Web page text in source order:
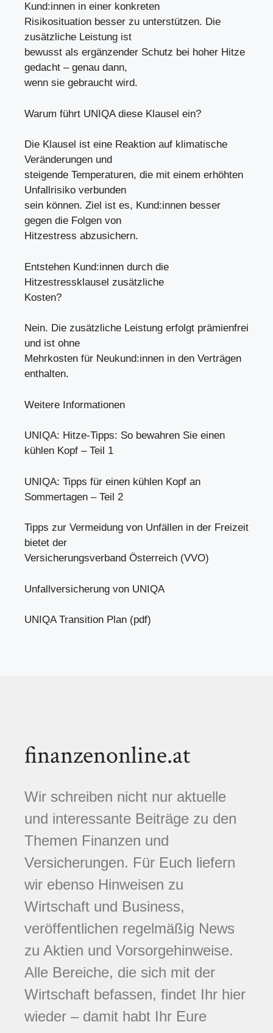
Kund:innen in einer konkreten
Risikosituation besser zu unterstützen. Die
zusätzliche Leistung ist
bewusst als ergänzender Schutz bei hoher Hitze
gedacht – genau dann,
wenn sie gebraucht wird.
Warum führt UNIQA diese Klausel ein?
Die Klausel ist eine Reaktion auf klimatische
Veränderungen und
steigende Temperaturen, die mit einem erhöhten
Unfallrisiko verbunden
sein können. Ziel ist es, Kund:innen besser
gegen die Folgen von
Hitzestress abzusichern.
Entstehen Kund:innen durch die
Hitzestressklausel zusätzliche
Kosten?
Nein. Die zusätzliche Leistung erfolgt prämienfrei
und ist ohne
Mehrkosten für Neukund:innen in den Verträgen
enthalten.
Weitere Informationen
UNIQA: Hitze-Tipps: So bewahren Sie einen
kühlen Kopf – Teil 1
UNIQA: Tipps für einen kühlen Kopf an
Sommertagen – Teil 2
Tipps zur Vermeidung von Unfällen in der Freizeit
bietet der
Versicherungsverband Österreich (VVO)
Unfallversicherung von UNIQA
UNIQA Transition Plan (pdf)
finanzenonline.at
Wir schreiben nicht nur aktuelle
und interessante Beiträge zu den
Themen Finanzen und
Versicherungen. Für Euch liefern
wir ebenso Hinweisen zu
Wirtschaft und Business,
veröffentlichen regelmäßig News
zu Aktien und Vorsorgehinweise.
Alle Bereiche, die sich mit der
Wirtschaft befassen, findet Ihr hier
wieder – damit habt Ihr Eure